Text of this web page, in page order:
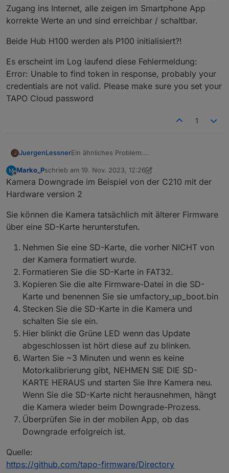
Zugang ins Internet, alle zeigen im Smartphone App
korrekte Werte an und sind erreichbar / schaltbar.
Beide Hub H100 werden als P100 initialisiert?!
Es erscheint im Log laufend diese Fehlermeldung:
Error: Unable to find token in response, probably your
credentials are not valid. Please make sure you set your
TAPO Cloud password
1
J JuergenLessnerEin ähnliches Problem:
ioBroker
ioBroker Version 6.10.1 (läuft auf RPi 4 in
Docker)
Tapo Adapter Version 0.1.1 (selbes Problem
8 x P100
2 x H100 mit verschiedenen Sensoren
ein paar Lampen
Es geht jedoch primär um P110 und die
Schaltzustände von P100 und P110.
P100 erhalten keinen aktuellen Status zB. an
P110 erhalten keinen aktuellen Statur zB.
aktuelle Watt.
Nur ein einziger P110 bekommt aktuelle Daten
gepollt!
Alle P110 (wie auch die P100) sind selbe
Hardwareversion und sind am gleichen
Firmwarestand
P110 HW Version 1.0; FW 1.2.3 Build 230425
Rel.142542
Der einzige P110 der "funktioniert" hat
zusätzlich zum Wert "current_power" in
Milliwatt auch den Wert "current", der die
aktuelle Wattleistung identisch zur Android
Smartphone App in Watt anzeigt.
Alle vier P110 haben die selben Einstellungen,
sind im selben Netz, RPi ist ebenso im selben
Netz, alle erhalten reservierte IP vom DHCP,
alle haben uneingeschränkten Zugang ins
Internet, alle zeigen im Smartphone App
korrekte Werte an und sind erreichbar /
Beide Hub H100 werden als P100 initialisiert?!
Es erscheint im Log laufend diese
Fehlermeldung:
probably your credentials are not valid. Please
make sure you set your TAPO Cloud
password
Marko_Pschrieb am 19. Nov. 2023, 12:26
zuletzt editiert von Marko_P
Kamera Downgrade im Beispiel von der C210 mit der
Hardware version 2
Sie können die Kamera tatsächlich mit älterer Firmware
über eine SD-Karte herunterstufen.
Nehmen Sie eine SD-Karte, die vorher NICHT von
der Kamera formatiert wurde.
Formatieren Sie die SD-Karte in FAT32.
Kopieren Sie die alte Firmware-Datei in die SD-
Karte und benennen Sie sie umfactory_up_boot.bin
Stecken Sie die SD-Karte in die Kamera und
schalten Sie sie ein.
Hier blinkt die Grüne LED wenn das Update
abgeschlossen ist hört diese auf zu blinken.
Warten Sie ~3 Minuten und wenn es keine
Motorkalibrierung gibt, NEHMEN SIE DIE SD-
KARTE HERAUS und starten Sie Ihre Kamera neu.
Wenn Sie die SD-Karte nicht herausnehmen, hängt
die Kamera wieder beim Downgrade-Prozess.
Überprüfen Sie in der mobilen App, ob das
Downgrade erfolgreich ist.
Quelle:
https://github.com/tapo-firmware/Directory